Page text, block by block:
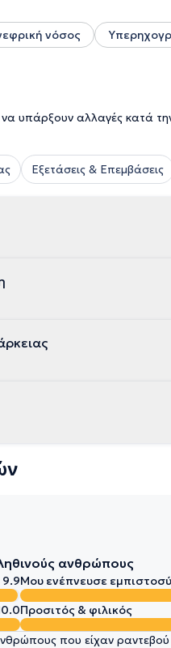
νόσος
να υπάρξουν αλλαγές κατά
Εξετάσεις & Επεμβάσεις
ανθρώπους
9.9Μου ενέπνευσε
Προσιτός & φιλικός
που είχαν ραντεβού